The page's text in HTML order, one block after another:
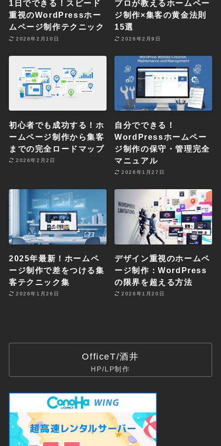
1日でできる！スピード
重視のWordPressホー
ムページ制作テクニック
2026年2月10日
プロが教えるホームペー
ジ制作×集客の黄金法則
15選
2026年2月9日
初心者でも成功する！ホ
ームページ制作から集客
までの完全ロードマップ
2026年2月2日
自分でできる！
WordPressホームペー
ジ制作の保守・管理完全
マニュアル
2026年1月27日
2025年最新！ホームペ
ージ制作で差をつける集
客テクニック集
2026年1月26日
デザイン重視のホームペ
ージ制作：WordPress
の限界を超える方法
2026年1月20日
OfficeT/酒井
HP/LP制作